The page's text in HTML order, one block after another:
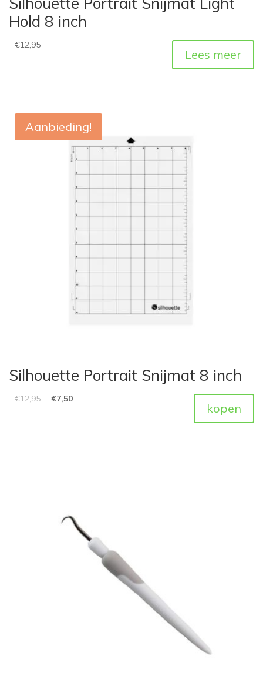
Hold 8 inch
€12,95
Lees meer
Aanbieding!
Silhouette Portrait Snijmat 8 inch
€12,95 €7,50
kopen